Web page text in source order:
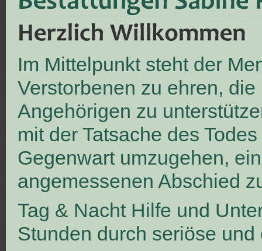
Im Mittelpunkt steht der
Verstorbenen zu ehren, die
Angehörigen zu
mit der Tatsache des
Gegenwart umzugehen,
angemessenen Abschied
Tag & Nacht Hilfe und
Stunden durch seriöse